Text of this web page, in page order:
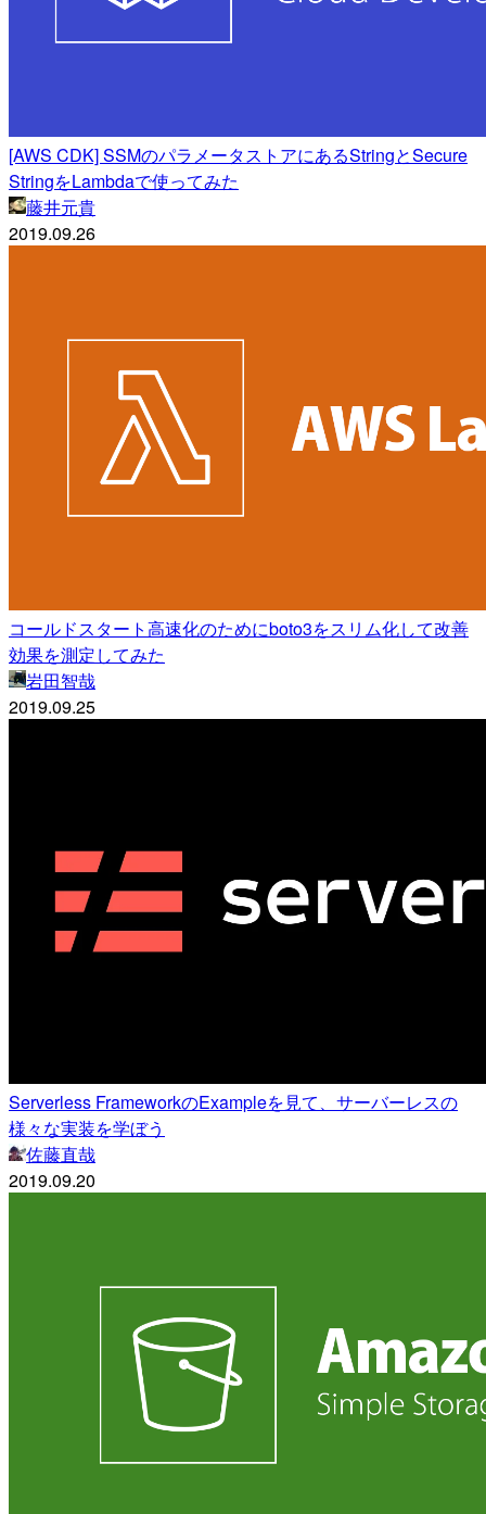
[AWS CDK] SSMのパラメータストアにあるStringとSecure
StringをLambdaで使ってみた
藤井元貴
2019.09.26
コールドスタート高速化のためにboto3をスリム化して改善
効果を測定してみた
岩田智哉
2019.09.25
Serverless FrameworkのExampleを見て、サーバーレスの
様々な実装を学ぼう
佐藤直哉
2019.09.20